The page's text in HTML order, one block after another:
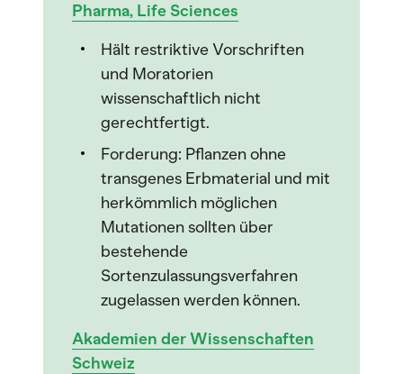
Pharma, Life Sciences
Hält restriktive Vorschriften
und Moratorien
wissenschaftlich nicht
gerechtfertigt.
Forderung: Pflanzen ohne
transgenes Erbmaterial und mit
herkömmlich möglichen
Mutationen sollten über
bestehende
Sortenzulassungsverfahren
zugelassen werden können.
Akademien der Wissenschaften
Schweiz